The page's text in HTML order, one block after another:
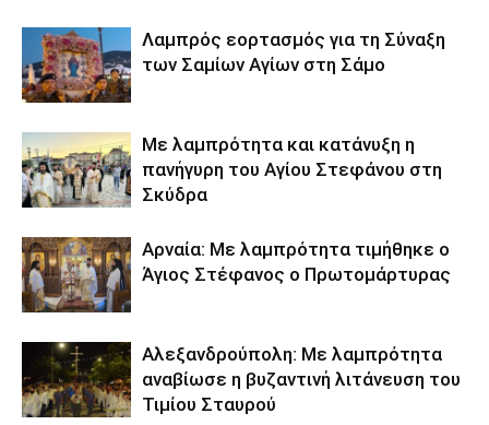
Λαμπρός εορτασμός για τη Σύναξη
των Σαμίων Αγίων στη Σάμο
Με λαμπρότητα και κατάνυξη η
πανήγυρη του Αγίου Στεφάνου στη
Σκύδρα
Αρναία: Με λαμπρότητα τιμήθηκε ο
Άγιος Στέφανος ο Πρωτομάρτυρας
Αλεξανδρούπολη: Με λαμπρότητα
αναβίωσε η βυζαντινή λιτάνευση του
Τιμίου Σταυρού